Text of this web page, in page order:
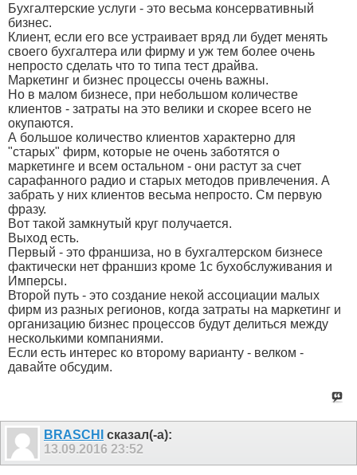
Бухгалтерские услуги - это весьма консервативный
бизнес.
Клиент, если его все устраивает вряд ли будет менять
своего бухгалтера или фирму и уж тем более очень
непросто сделать что то типа тест драйва.
Маркетинг и бизнес процессы очень важны.
Но в малом бизнесе, при небольшом количестве
клиентов - затраты на это велики и скорее всего не
окупаются.
А большое количество клиентов характерно для
"старых" фирм, которые не очень заботятся о
маркетинге и всем остальном - они растут за счет
сарафанного радио и старых методов привлечения. А
забрать у них клиентов весьма непросто. См первую
фразу.
Вот такой замкнутый круг получается.
Выход есть.
Первый - это франшиза, но в бухгалтерском бизнесе
фактически нет франшиз кроме 1с бухобслуживания и
Имперсы.
Второй путь - это создание некой ассоциации малых
фирм из разных регионов, когда затраты на маркетинг и
организацию бизнес процессов будут делиться между
несколькими компаниями.
Если есть интерес ко второму варианту - велком -
давайте обсудим.
BRASCHI
сказал(-а):
13.09.2016 23:52